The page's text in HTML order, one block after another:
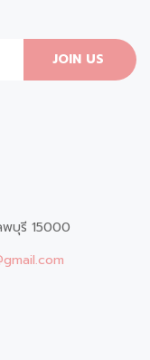
JOIN US
พบุรี 15000